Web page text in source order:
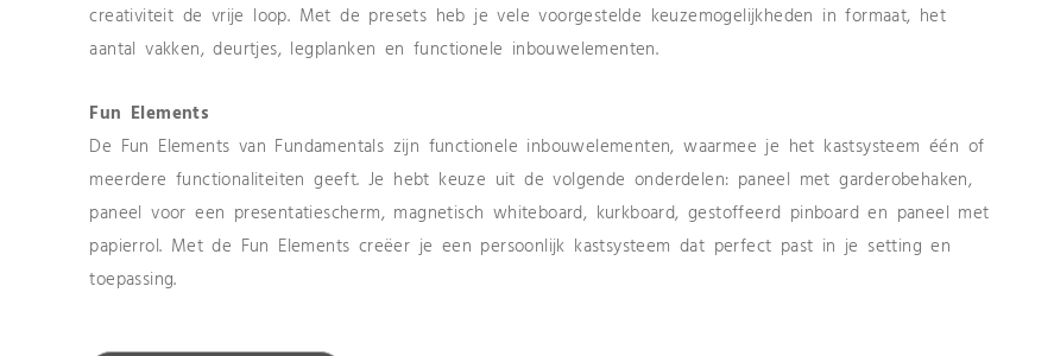
creativiteit de vrije loop. Met de presets heb je vele voorgestelde keuzemogelijkheden in formaat, het
aantal vakken, deurtjes, legplanken en functionele inbouwelementen.
Fun Elements
De Fun Elements van Fundamentals zijn functionele inbouwelementen, waarmee je het kastsysteem één of
meerdere functionaliteiten geeft. Je hebt keuze uit de volgende onderdelen: paneel met garderobehaken,
paneel voor een presentatiescherm, magnetisch whiteboard, kurkboard, gestoffeerd pinboard en paneel met
papierrol. Met de Fun Elements creëer je een persoonlijk kastsysteem dat perfect past in je setting en
toepassing.